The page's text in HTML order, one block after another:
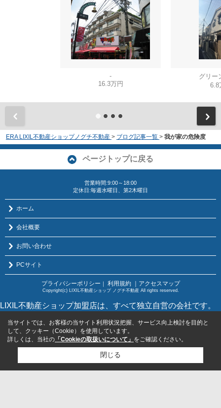
-
16.3万円
グリー
6.8
ERA LIXIL不動産ショップノグチ不動産 > ブログ記事一覧 > 我が家の危険度
ページトップに戻る
営業時間:9:00～18:00
定休日:毎週水曜日、第2木曜日
ホーム
会社概要
お問い合わせ
PCサイト
プライバシーポリシー ｜ 利用規約 ｜アクセスマップ
Copyright(c) LIXIL不動産ショップ ノグチ不動産 All rights reserved.
LIXIL不動産ショップ加盟店は、すべて独立自営の会社です。
当サイトでは、お客様の当サイト利用状況把握、サービス向上検討を目的と
して、クッキー（Cookie）を使用しています。
詳しくは、当社の 「Cookieの取扱いについて」 をご確認ください。
閉じる